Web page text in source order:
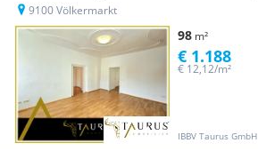
9100 Völkermarkt
98 m²
IBBV Taurus GmbH
€ 12,12/m²
€ 1.188